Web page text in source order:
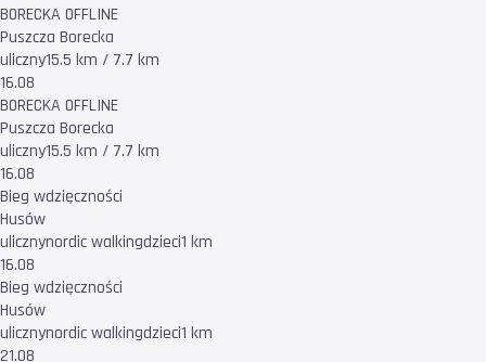
BORECKA OFFLINE
Puszcza Borecka
uliczny15.5 km / 7.7 km
16.08
BORECKA OFFLINE
Puszcza Borecka
uliczny15.5 km / 7.7 km
16.08
Bieg wdzięczności
Husów
ulicznynordic walkingdzieci1 km
16.08
Bieg wdzięczności
Husów
ulicznynordic walkingdzieci1 km
21.08